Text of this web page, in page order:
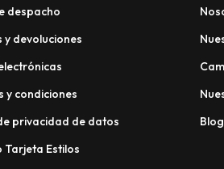
despacho
y devoluciones
y condiciones
privacidad de datos
Estilos
Blog